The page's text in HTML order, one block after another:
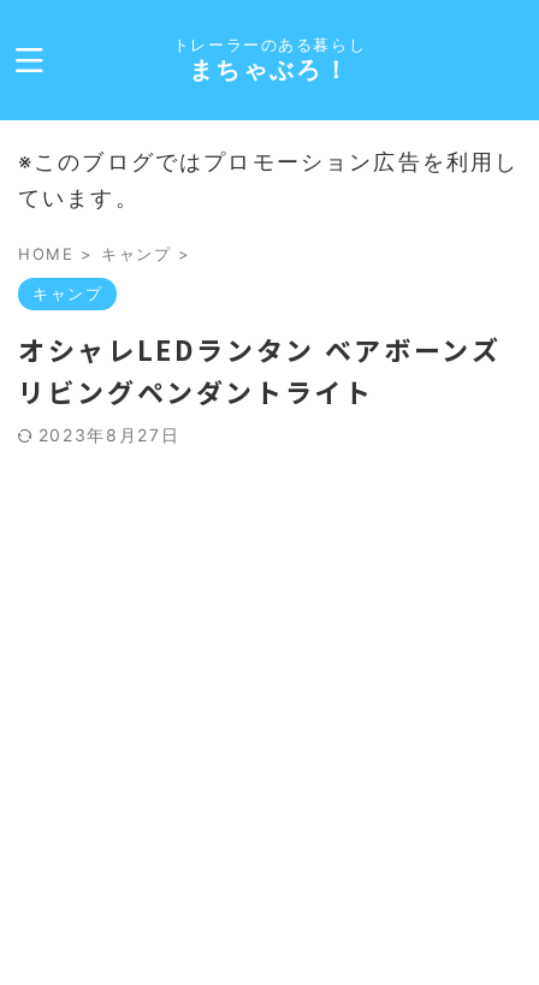
トレーラーのある暮らし
まちゃぶろ！
※このブログではプロモーション広告を利用し
ています。
HOME > キャンプ >
キャンプ
オシャレLEDランタン ベアボーンズ
リビングペンダントライト
2023年8月27日